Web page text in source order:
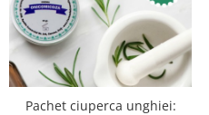
Pachet ciuperca unghiei: